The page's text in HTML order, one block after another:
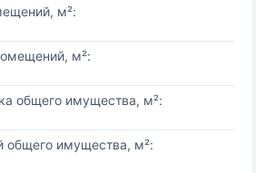
м²:
м²:
общего имущества, м²:
имущества, м²: